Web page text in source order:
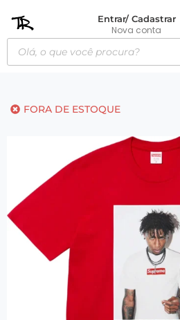
Entrar/ Cadastrar
Nova conta
FORA DE ESTOQUE